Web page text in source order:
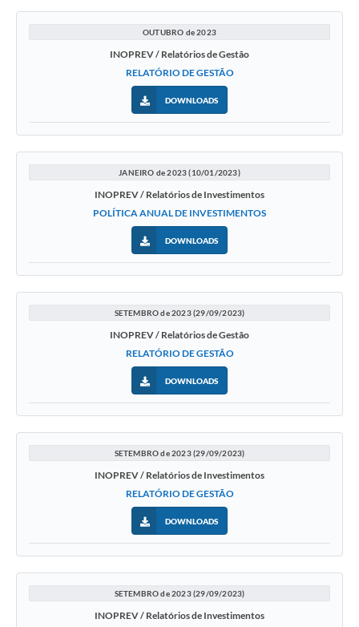
OUTUBRO de 2023
INOPREV / Relatórios de Gestão
RELATÓRIO DE GESTÃO
DOWNLOADS
JANEIRO de 2023 (10/01/2023)
INOPREV / Relatórios de Investimentos
POLÍTICA ANUAL DE INVESTIMENTOS
DOWNLOADS
SETEMBRO de 2023 (29/09/2023)
INOPREV / Relatórios de Gestão
RELATÓRIO DE GESTÃO
DOWNLOADS
SETEMBRO de 2023 (29/09/2023)
INOPREV / Relatórios de Investimentos
RELATÓRIO DE GESTÃO
DOWNLOADS
SETEMBRO de 2023 (29/09/2023)
INOPREV / Relatórios de Investimentos